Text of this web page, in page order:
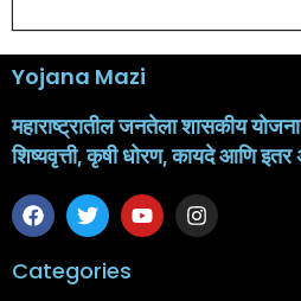
Yojana Mazi
महाराष्ट्रातील जनतेला शासकीय
शिष्यवृत्ती, कृषी धोरण, कायदे आणि इतर
Categories